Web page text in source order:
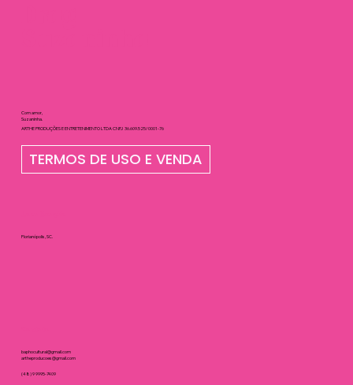
Com amor,
Suzaninha.
ARTHE PRODUÇÕES E ENTRETENIMENTO LTDA CNPJ 36.609.525/0001-76
TERMOS DE USO E VENDA
Florianópolis, SC.
baphocultural@gmail.com
artheproducoes@gmail.com
(48) 9 9995-7409